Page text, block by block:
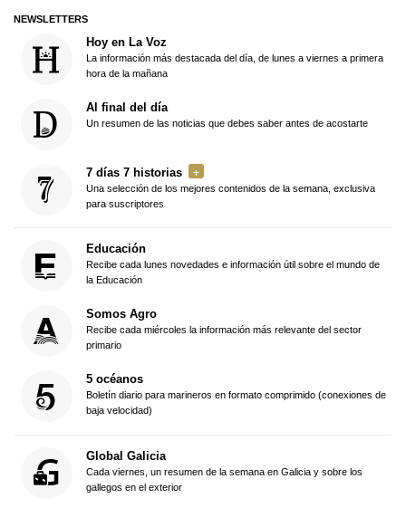
NEWSLETTERS
Hoy en La Voz
La información más destacada del día, de lunes a viernes a primera
hora de la mañana
Al final del día
Un resumen de las noticias que debes saber antes de acostarte
7 días 7 historias
Una selección de los mejores contenidos de la semana, exclusiva
para suscriptores
Educación
Recibe cada lunes novedades e información útil sobre el mundo de
la Educación
Somos Agro
Recibe cada miércoles la información más relevante del sector
primario
5 océanos
Boletín diario para marineros en formato comprimido (conexiones de
baja velocidad)
Global Galicia
Cada viernes, un resumen de la semana en Galicia y sobre los
gallegos en el exterior